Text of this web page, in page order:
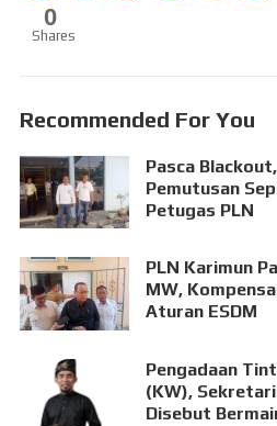
0
Shares
Recommended For You
Pasca
Pemutusan
Petugas PLN
PLN Karimun
MW,
Aturan ESDM
Pengadaan
(KW),
Disebut